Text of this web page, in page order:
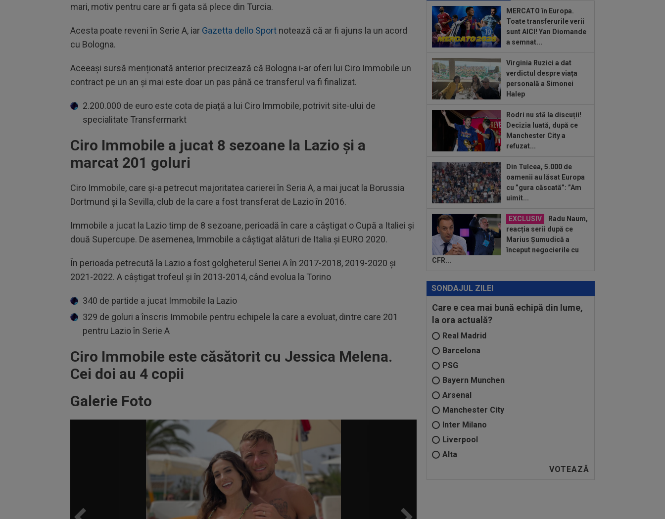
mari, motiv pentru care ar fi gata să plece din Turcia.
Acesta poate reveni în Serie A, iar Gazetta dello Sport notează că ar fi ajuns la un acord
cu Bologna.
Aceeași sursă menționată anterior precizează că Bologna i-ar oferi lui Ciro Immobile un
contract pe un an și mai este doar un pas până ce transferul va fi finalizat.
2.200.000 de euro este cota de piață a lui Ciro Immobile, potrivit site-ului de
specialitate Transfermarkt
Ciro Immobile a jucat 8 sezoane la Lazio și a
marcat 201 goluri
Ciro Immobile, care și-a petrecut majoritatea carierei în Seria A, a mai jucat la Borussia
Dortmund și la Sevilla, club de la care a fost transferat de Lazio în 2016.
Immobile a jucat la Lazio timp de 8 sezoane, perioadă în care a câștigat o Cupă a Italiei și
două Supercupe. De asemenea, Immobile a câștigat alături de Italia și EURO 2020.
În perioada petrecută la Lazio a fost golgheterul Seriei A în 2017-2018, 2019-2020 și
2021-2022. A câștigat trofeul și în 2013-2014, când evolua la Torino
340 de partide a jucat Immobile la Lazio
329 de goluri a înscris Immobile pentru echipele la care a evoluat, dintre care 201
pentru Lazio în Serie A
Ciro Immobile este căsătorit cu Jessica Melena.
Cei doi au 4 copii
Galerie Foto
transferat de Dinamo la meciul cu FC
Voluntari
19:37
OUT! Jucătorul care a plecat de la
Dinamo chiar în ziua meciului cu FC
Voluntari
antrenor: Marius Șumudică!
20:37 VIDEO
Farul - Csikszereda 3-2.
”Marinarii” au câștigat la Ovidiu, în urma
20:30
România U18 s-a calificat în finala
Campionatului European! Victorie mare
20:20
Au bătut palma! Zeljko Kopic ia un
20:19
PSG - Manchester United 1-1.
Amical de cinci stele pentru Regina
Europei...
MERCATO în Europa.
Toate transferurile verii
sunt AICI! Yan Diomande
a semnat...
Virginia Ruzici a dat
verdictul despre viața
personală a Simonei
Halep
Rodri nu stă la discuții!
Decizia luată, după ce
Manchester City a
refuzat...
Din Tulcea, 5.000 de
oamenii au lăsat Europa
cu ”gura căscată”: ”Am
uimit...
EXCLUSIV
Radu Naum,
reacția serii după ce
Marius Șumudică a
început negocierile cu
CFR...
SONDAJUL ZILEI
Care e cea mai bună echipă din lume,
la ora actuală?
Real Madrid
Barcelona
PSG
Bayern Munchen
Arsenal
Manchester City
Inter Milano
Liverpool
Alta